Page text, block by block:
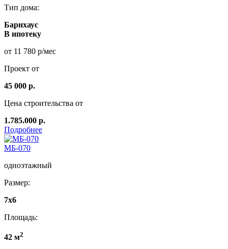
Тип дома:
Барнхаус
В ипотеку
от 11 780 р/мес
Проект от
45 000 р.
Цена строительства от
1.785.000 р.
Подробнее
МБ-070
одноэтажный
Размер:
7x6
Площадь:
42 м2